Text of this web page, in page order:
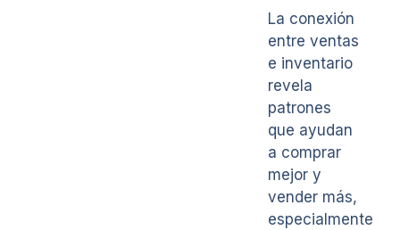
La conexión
entre ventas
e inventario
revela
patrones
que ayudan
a comprar
mejor y
vender más,
especialmente